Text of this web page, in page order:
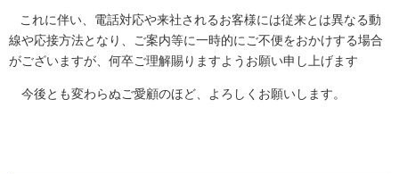
これに伴い、電話対応や来社されるお客様には従来とは異なる動
線や応接方法となり、ご案内等に一時的にご不便をおかけする場合
がございますが、何卒ご理解賜りますようお願い申し上げます
今後とも変わらぬご愛顧のほど、よろしくお願いします。